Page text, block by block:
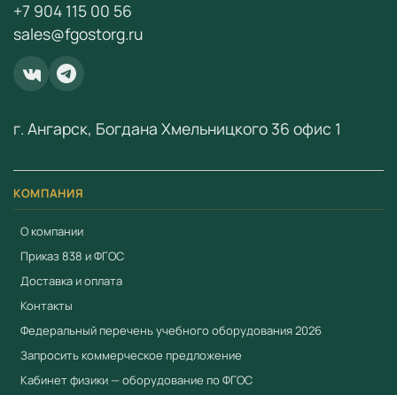
Комплексное оснащение кабинетов «под ключ»
Для заказа и получения коммерческого предложения
свяжитесь с нами:
ООО «Учебный Стандарт» — поставщик
образовательного оборудования по ФГОС с 2018 года.
ИНН 3801158281.
КОМПАНИЯ
О компании
Приказ 838 и ФГОС
Доставка и оплата
Контакты
Федеральный перечень учебного оборудования 2026
Запросить коммерческое предложение
Кабинет физики — оборудование по ФГОС
+7 904 115 00 56
sales@fgostorg.ru
г. Ангарск, Богдана Хмельницкого 36 офис 1